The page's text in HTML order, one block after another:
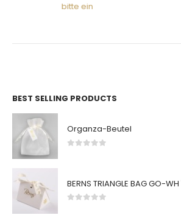
bitte ein
BEST SELLING PRODUCTS
Organza-Beutel
BERNS TRIANGLE BAG GO-